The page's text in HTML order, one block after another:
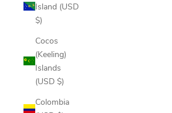
Island (USD
$)
Cocos
(Keeling)
Islands
(USD $)
Colombia